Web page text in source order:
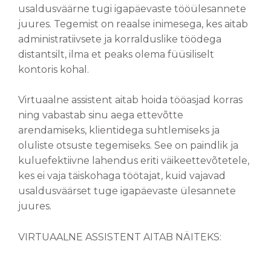
usaldusväärne tugi igapäevaste tööülesannete
juures. Tegemist on reaalse inimesega, kes aitab
administratiivsete ja korralduslike töödega
distantsilt, ilma et peaks olema füüsiliselt
kontoris kohal.
Virtuaalne assistent aitab hoida tööasjad korras
ning vabastab sinu aega ettevõtte
arendamiseks, klientidega suhtlemiseks ja
oluliste otsuste tegemiseks. See on paindlik ja
kuluefektiivne lahendus eriti väikeettevõtetele,
kes ei vaja täiskohaga töötajat, kuid vajavad
usaldusväärset tuge igapäevaste ülesannete
juures.
VIRTUAALNE ASSISTENT AITAB NÄITEKS: